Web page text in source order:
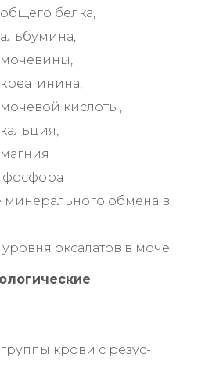
белка,
кислоты,
минерального обмена в
оксалатов в моче
крови с резус-